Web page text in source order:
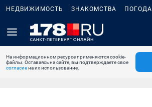
НЕДВИЖИМОСТЬ ЗНАКОМСТВА ПОГОДА
На информационном ресурсе применяются cookie-
файлы. Оставаясь на сайте, вы подтверждаете свое
согласиена их использование.